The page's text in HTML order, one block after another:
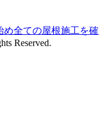
め全ての屋根施工を確
Reserved.